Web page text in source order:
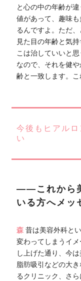
と心の中の年齢が
値があって、趣味
るんですよ。ただ
見た目の年齢と気
こは治していいと
なので、それを健
齢と一致します。
今後もヒアル
い
――これから
いる方へメッ
森昔は美容外科と
変わってしまうイ
し上げた通り、今
脂肪吸引などの大
るクリニック、さ